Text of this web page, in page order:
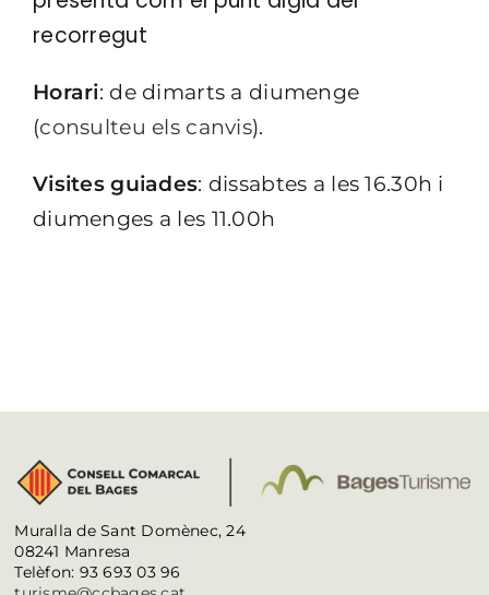
recorregut
Horari: de dimarts a diumenge
(consulteu els canvis).
Visites guiades: dissabtes a les 16.30h i
diumenges a les 11.00h
Muralla de Sant Domènec, 24
08241 Manresa
Telèfon: 93 693 03 96